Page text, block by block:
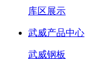
库区展示
武威产品中心
武威钢板